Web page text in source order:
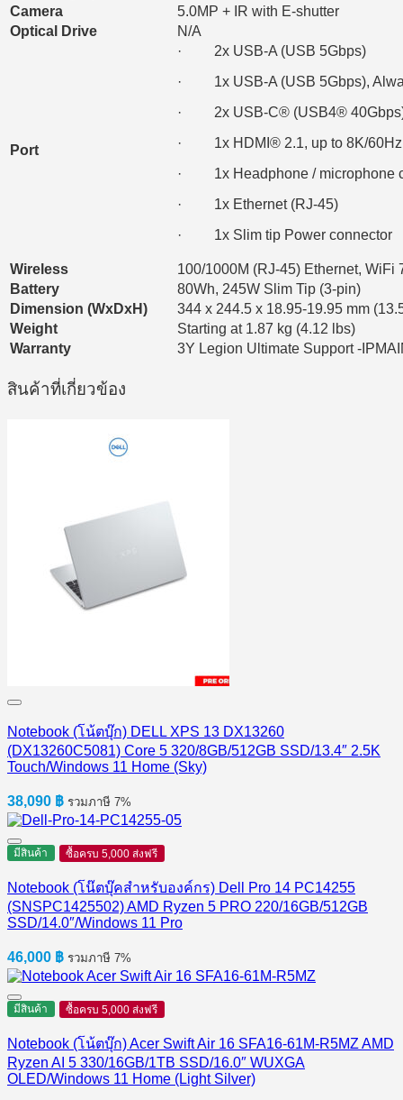
Camera
5.0MP + IR with E-shutter
Optical Drive
N/A
Port
· 2x USB-A (USB 5Gbps)
· 1x USB-A (USB 5Gbps),
· 2x USB-C® (USB4® 40Gbps),
· 1x HDMI® 2.1, up to 8K/60Hz
· 1x Headphone / microphone
· 1x Ethernet (RJ-45)
· 1x Slim tip Power connector
Wireless
100/1000M (RJ-45) Ethernet, WiFi
Battery
80Wh, 245W Slim Tip (3-pin)
Dimension (WxDxH)
344 x 244.5 x 18.95-19.95 mm
Weight
Starting at 1.87 kg (4.12 lbs)
Warranty
3Y Legion Ultimate Support -
สินค้าที่เกี่ยวข้อง
Notebook (โน้ตบุ๊ก) DELL XPS 13 DX13260
(DX13260C5081) Core 5 320/8GB/512GB SSD/13.4″ 2.5K
Touch/Windows 11 Home (Sky)
38,090 ฿ รวมภาษี 7%
มีสินค้า ซื้อครบ 5,000 ส่งฟรี
Notebook (โน๊ตบุ๊คสำหรับองค์กร) Dell Pro 14 PC14255
(SNSPC1425502) AMD Ryzen 5 PRO 220/16GB/512GB
SSD/14.0″/Windows 11 Pro
46,000 ฿ รวมภาษี 7%
มีสินค้า ซื้อครบ 5,000 ส่งฟรี
Notebook (โน้ตบุ๊ก) Acer Swift Air 16 SFA16-61M-R5MZ AMD
Ryzen AI 5 330/16GB/1TB SSD/16.0″ WUXGA
OLED/Windows 11 Home (Light Silver)